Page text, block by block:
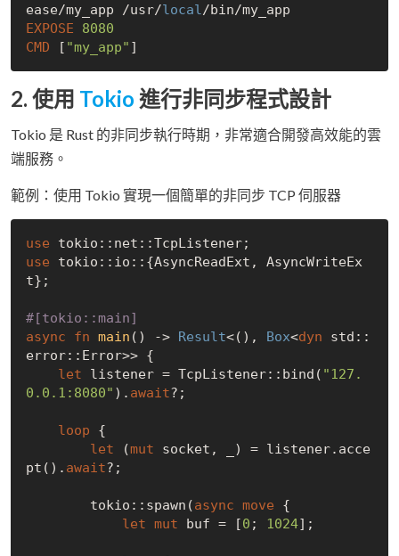
ease/my_app /usr/local/bin/my_app
EXPOSE
8080
CMD [ "my_app" ]
2. 使用 Tokio 進行非同步程式設計
Tokio 是 Rust 的非同步執行時期，非常適合開發高效能的雲
端服務。
範例：使用 Tokio 實現一個簡單的非同步 TCP 伺服器
use
use tokio::io::{AsyncReadExt, AsyncWriteEx
t};
#[tokio::main]
async
fn main () -> Result<(), Box<dyn std::
error::Error>> {
let listener = TcpListener::bind( "127.
0.0.1:8080" ). await?;
loop {
let (mut socket, _) = listener.acce
pt(). await?;
        tokio::spawn(
async move {
let mut buf = [0 ; 1024];